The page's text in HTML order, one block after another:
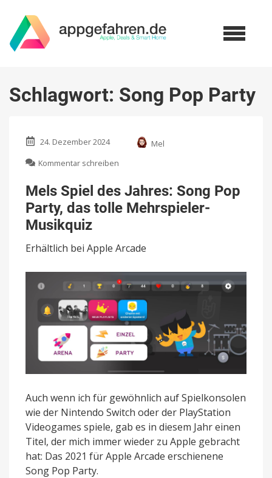
Schlagwort: Song Pop Party
24. Dezember 2024
Mel
Kommentar schreiben
Spiel
des
Jahres:
Party,
das
Mehrspieler-
Musikquiz
Mels Spiel des Jahres: Song Pop
Party, das tolle Mehrspieler-
Musikquiz
Erhältlich bei Apple Arcade
Auch wenn ich für gewöhnlich auf Spielkonsolen
wie der Nintendo Switch oder der PlayStation
Videogames spiele, gab es in diesem Jahr einen
Titel, der mich immer wieder zu Apple gebracht
hat: Das 2021 für Apple Arcade erschienene
Song Pop Party.